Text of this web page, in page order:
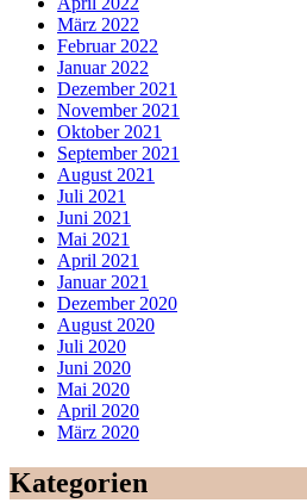
März 2022
Februar 2022
Januar 2022
Dezember 2021
November 2021
Oktober 2021
September 2021
August 2021
Juli 2021
Juni 2021
Mai 2021
April 2021
Januar 2021
Dezember 2020
August 2020
Juli 2020
Juni 2020
Mai 2020
April 2020
März 2020
Kategorien